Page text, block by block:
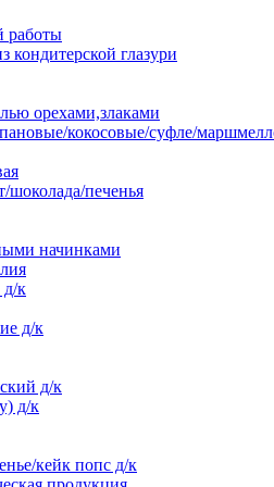
работы
кондитерской глазури
орехами,злаками
кокосовые/суфле/
печенья
начинками
д/к
д/к
д/к
д/к
кейк попс д/к